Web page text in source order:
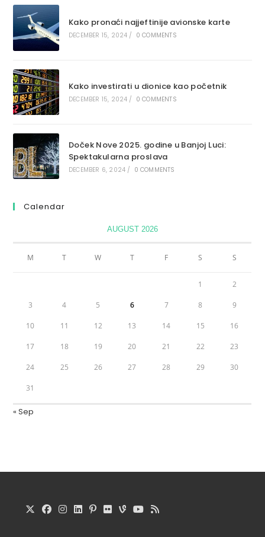
Kako pronaći najjeftinije avionske karte
DECEMBER 15, 2024 / 0 COMMENTS
Kako investirati u dionice kao početnik
DECEMBER 15, 2024 / 0 COMMENTS
Doček Nove 2025. godine u Banjoj Luci:
Spektakularna proslava
DECEMBER 6, 2024 / 0 COMMENTS
Calendar
AUGUST 2026
M T W T F S S
1 2
3 4 5 6 7 8 9
10 11 12 13 14 15 16
17 18 19 20 21 22 23
24 25 26 27 28 29 30
31
« Sep